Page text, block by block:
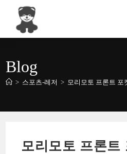
content
Blog
> 스포츠-레저 > 모리모토 프론트 포
모리모토 프론트